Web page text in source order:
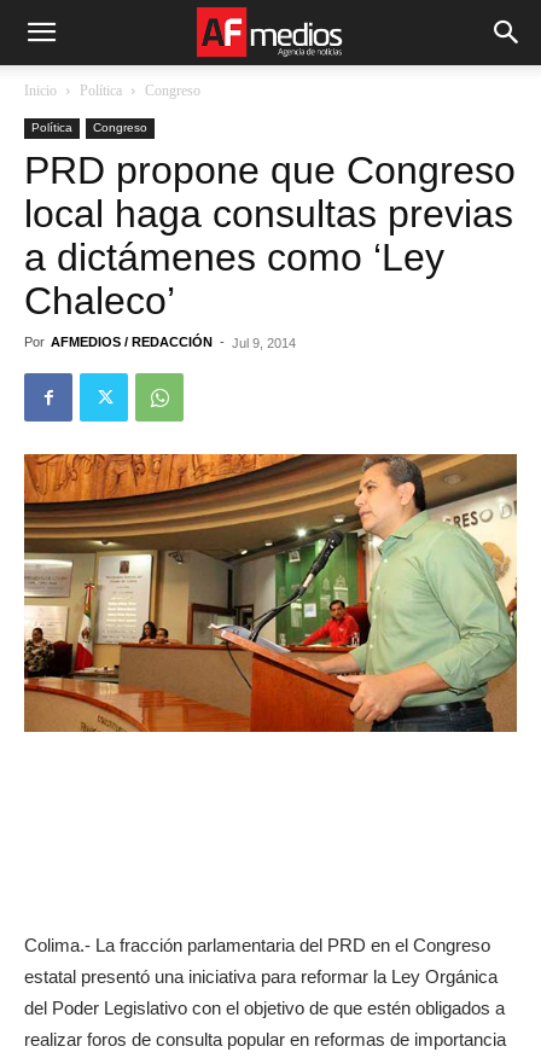
Inicio Política Congreso
Política Congreso
PRD propone que Congreso
local haga consultas previas
a dictámenes como ‘Ley
Chaleco’
Por AFMEDIOS / REDACCIÓN - Jul 9, 2014
Colima.- La fracción parlamentaria del PRD en el Congreso
estatal presentó una iniciativa para reformar la Ley Orgánica
del Poder Legislativo con el objetivo de que estén obligados a
realizar foros de consulta popular en reformas de importancia